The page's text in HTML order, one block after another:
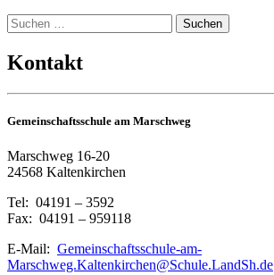
Suchen
nach:
Kontakt
Gemeinschaftsschule am Marschweg
Marschweg 16-20
24568 Kaltenkirchen
Tel: 04191 – 3592
Fax: 04191 – 959118
E-Mail: Gemeinschaftsschule-am-
Marschweg.Kaltenkirchen@Schule.LandSh.de